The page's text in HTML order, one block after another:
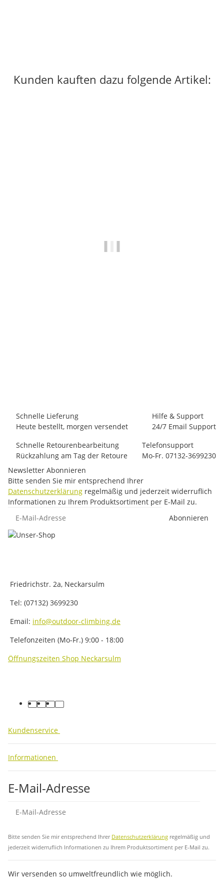
Kunden kauften dazu folgende Artikel:
Schnelle Lieferung
Heute bestellt, morgen versendet
Hilfe & Support
24/7 Email Support
Schnelle Retourenbearbeitung
Rückzahlung am Tag der Retoure
Telefonsupport
Mo-Fr. 07132-3699230
Newsletter Abonnieren
Bitte senden Sie mir entsprechend Ihrer
Datenschutzerklärung regelmäßig und jederzeit widerruflich
Informationen zu Ihrem Produktsortiment per E-Mail zu.
Abonnieren
Friedrichstr. 2a, Neckarsulm
Tel: (07132) 3699230
Email: info@outdoor-climbing.de
Telefonzeiten (Mo-Fr.) 9:00 - 18:00
Öffnungszeiten Shop Neckarsulm
facebook
youtube
instagram
tiktok
Kundenservice
Informationen
E-Mail-Adresse
Bitte senden Sie mir entsprechend Ihrer Datenschutzerklärung regelmäßig und
jederzeit widerruflich Informationen zu Ihrem Produktsortiment per E-Mail zu.
Wir versenden so umweltfreundlich wie möglich.